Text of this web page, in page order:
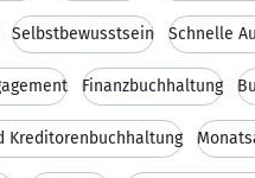
Selbstbewusstsein Schnelle
Finanzbuchhaltung
Kreditorenbuchhaltung